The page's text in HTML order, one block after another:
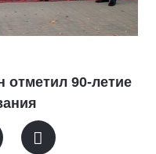
отметил 90-летие